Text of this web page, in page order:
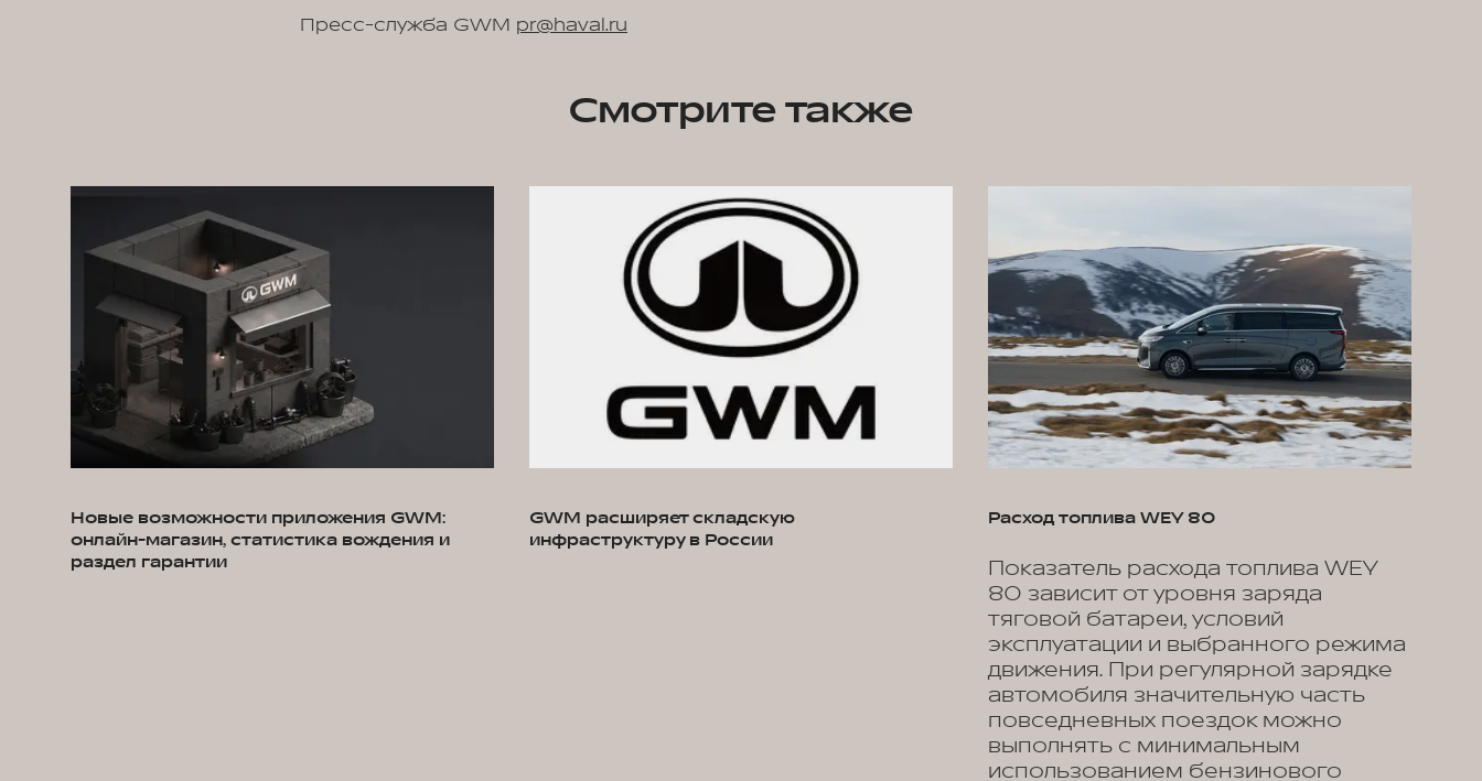
Пресс-служба GWM pr@haval.ru
Смотрите также
Новые возможности приложения GWM:
онлайн-магазин, статистика вождения и
раздел гарантии
GWM расширяет складскую
инфраструктуру в России
Расход топлива WEY 80
Показатель расхода топлива WEY
80 зависит от уровня заряда
тяговой батареи, условий
эксплуатации и выбранного режима
движения. При регулярной зарядке
автомобиля значительную часть
повседневных поездок можно
выполнять с минимальным
использованием бензинового